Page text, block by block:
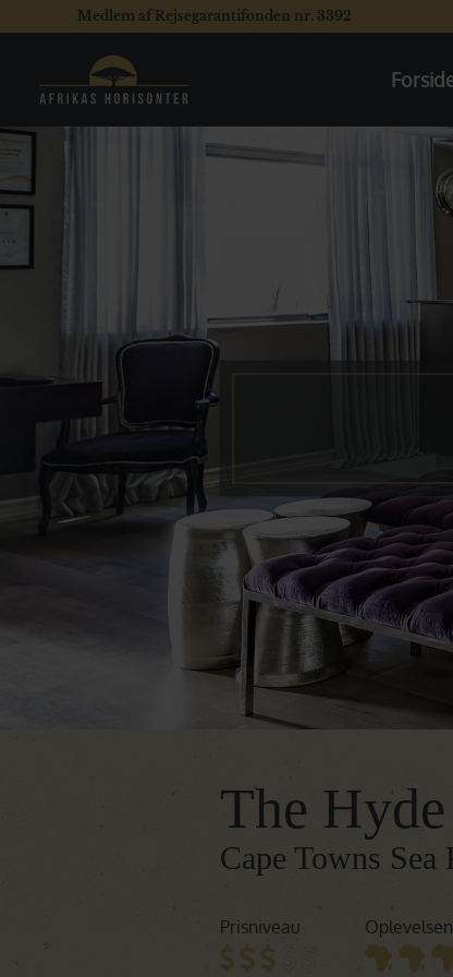
Medlem af Rejsegarantifonden nr. 3392
The Hyde
Cape Towns
Prisniveau Oplevelsen